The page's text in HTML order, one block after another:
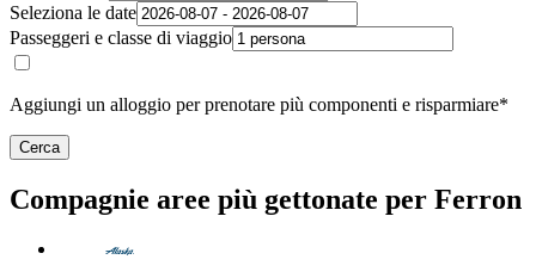
Seleziona le date
Passeggeri e classe di viaggio
Aggiungi un alloggio per prenotare più componenti e risparmiare*
Cerca
Compagnie aree più gettonate per Ferron